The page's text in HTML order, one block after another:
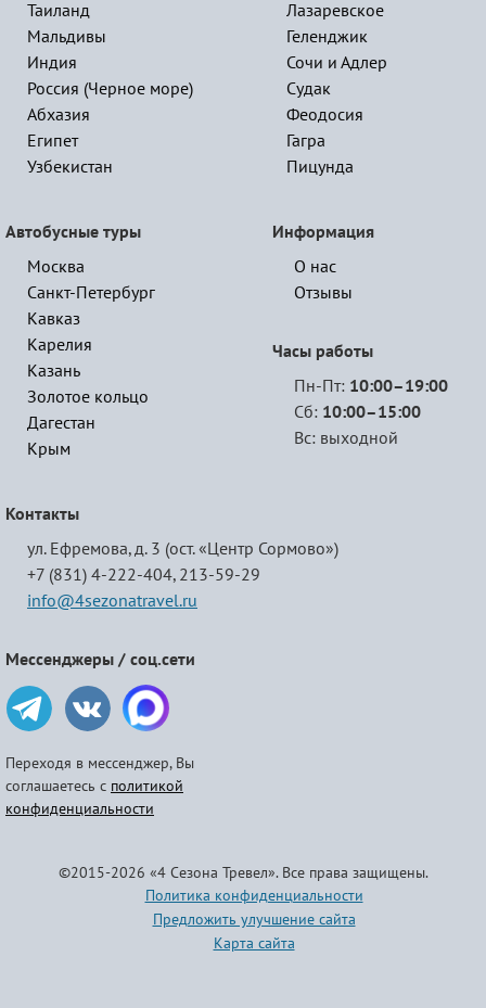
Таиланд
Мальдивы
Индия
Россия (Черное море)
Абхазия
Египет
Узбекистан
Лазаревское
Геленджик
Сочи и Адлер
Судак
Феодосия
Гагра
Пицунда
Автобусные туры
Москва
Санкт-Петербург
Кавказ
Карелия
Казань
Золотое кольцо
Дагестан
Крым
Информация
О нас
Отзывы
Часы работы
Пн-Пт: 10:00–19:00
Сб: 10:00–15:00
Вс: выходной
Контакты
ул. Ефремова, д. 3 (ост. «Центр Сормово»)
+7 (831) 4-222-404, 213-59-29
info@4sezonatravel.ru
Мессенджеры / соц.сети
Переходя в мессенджер, Вы
соглашаетесь с политикой
конфиденциальности
©2015-2026 «4 Сезона Тревел». Все права защищены.
Политика конфиденциальности
Предложить улучшение сайта
Карта сайта